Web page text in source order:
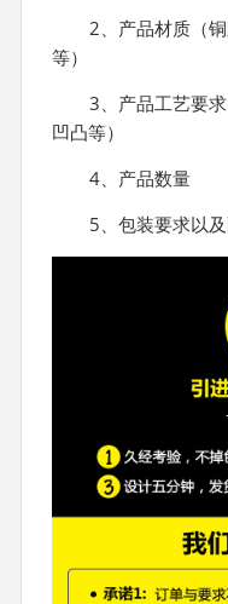
2、产品材质（
等）
3、产品工艺要
凹凸等）
4、产品数量
5、包装要求以